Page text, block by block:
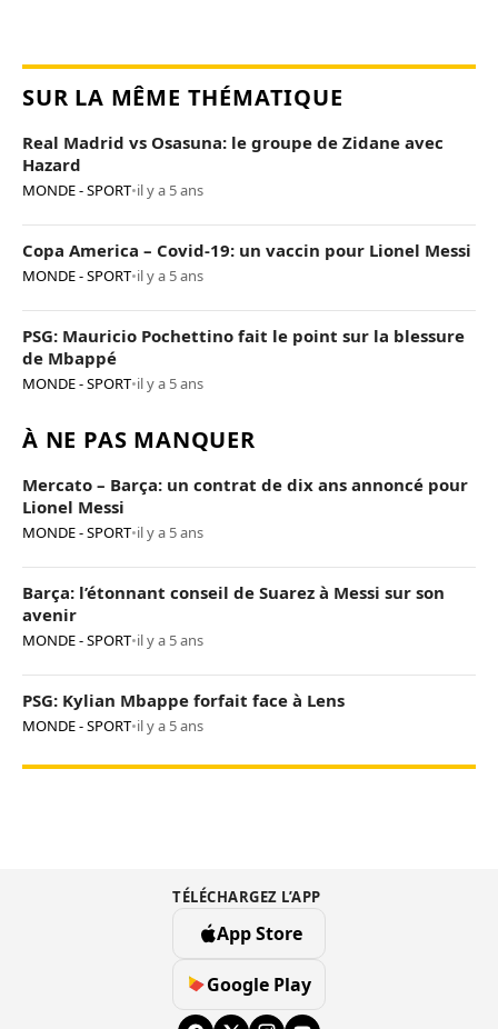
SUR LA MÊME THÉMATIQUE
Real Madrid vs Osasuna: le groupe de Zidane avec
Hazard
MONDE - SPORT•il y a 5 ans
Copa America – Covid-19: un vaccin pour Lionel Messi
MONDE - SPORT•il y a 5 ans
PSG: Mauricio Pochettino fait le point sur la blessure
de Mbappé
MONDE - SPORT•il y a 5 ans
À NE PAS MANQUER
Mercato – Barça: un contrat de dix ans annoncé pour
Lionel Messi
MONDE - SPORT•il y a 5 ans
Barça: l’étonnant conseil de Suarez à Messi sur son
avenir
MONDE - SPORT•il y a 5 ans
PSG: Kylian Mbappe forfait face à Lens
MONDE - SPORT•il y a 5 ans
TÉLÉCHARGEZ L’APP
App Store
Google Play